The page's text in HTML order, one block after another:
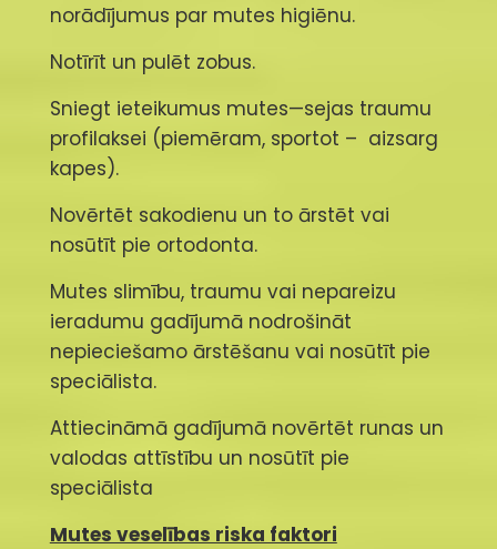
norādījumus par mutes higiēnu.
Notīrīt un pulēt zobus.
Sniegt ieteikumus mutes—sejas traumu
profilaksei (piemēram, sportot – aizsarg
kapes).
Novērtēt sakodienu un to ārstēt vai
nosūtīt pie ortodonta.
Mutes slimību, traumu vai nepareizu
ieradumu gadījumā nodrošināt
nepieciešamo ārstēšanu vai nosūtīt pie
speciālista.
Attiecināmā gadījumā novērtēt runas un
valodas attīstību un nosūtīt pie
speciālista
Mutes veselības riska faktori